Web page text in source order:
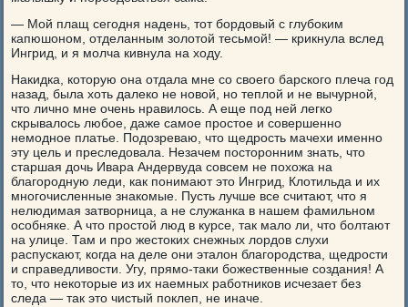
— Мой плащ сегодня надень, тот бордовый с глубоким
капюшоном, отделанным золотой тесьмой! — крикнула вслед
Ингрид, и я молча кивнула на ходу.
Накидка, которую она отдала мне со своего барского плеча год
назад, была хоть далеко не новой, но теплой и не вычурной,
что лично мне очень нравилось. А еще под ней легко
скрывалось любое, даже самое простое и совершенно
немодное платье. Подозреваю, что щедрость мачехи именно
эту цель и преследовала. Незачем посторонним знать, что
старшая дочь Ивара Андервуда совсем не похожа на
благородную леди, как понимают это Ингрид, Клотильда и их
многочисленные знакомые. Пусть лучше все считают, что я
нелюдимая затворница, а не служанка в нашем фамильном
особняке. А что простой люд в курсе, так мало ли, что болтают
на улице. Там и про жестоких снежных лордов слухи
распускают, когда на деле они эталон благородства, щедрости
и справедливости. Угу, прямо-таки божественные создания! А
то, что некоторые из их наемных работников исчезает без
следа — так это чистый поклеп, не иначе.